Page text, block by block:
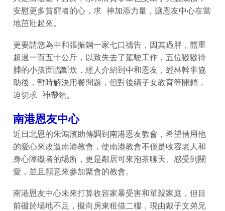
安慰更多貧窮者的心，求 神加添力量，讓恩友中心在當
地茁壯起來。
更要請您為中和張振鋼一家七口禱告，因其過胖，體重
超過一百五十公斤，以致失去了駕駛工作，五位嗷嗷待
脯的小孩面臨斷炊，經人介紹到中和恩友，經林幹事協
助後，暫時解決用餐問題，但對後續子女教育等開銷，
迫切求 神帶領。
南港恩友中心
近日北恩的朱鴻濱助傳調到南港恩友教會，希望借用他
的愛心來改造南港教會，使南港教會不僅是收容老人和
身心障礙者的場所，更是鄰居可來泡茶聊天、感受到關
愛，並且願意來參加聚會的教會。
南港恩友中心未來打算收容家暴受害和單親家庭，但目
前礙於場地不足，擬向房東租借二樓，現由戴子文弟兄